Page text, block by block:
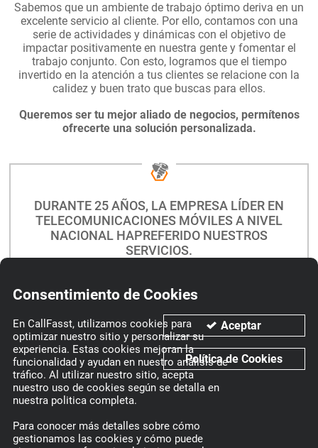
Sabemos que un ambiente de trabajo óptimo deriva en un
excelente servicio al cliente. Por ello, contamos con una
serie de actividades y dinámicas con el objetivo de
impactar positivamente en nuestra gente y fomentar el
trabajo conjunto. Con esto, logramos que el tiempo
invertido en la atención a tus clientes se relacione con la
calidez y buen trato que buscas para ellos.
Queremos ser tu mejor aliado de negocios, permítenos
ofrecerte una solución personalizada.
DURANTE 25 AÑOS, LA EMPRESA LÍDER EN
TELECOMUNICACIONES MÓVILES A NIVEL
NACIONAL HAPREFERIDO NUESTROS
SERVICIOS.
COTIZA AHORA O RECIBE ASESORÍA
¿LISTO PARA PONER TU PROYECTO EN MANOS DE
UN EXPERTO EN EXPERIENCIA AL CLIENTE?
CONTÁCTANOS
Consentimiento de Cookies
En CallFasst, utilizamos cookies para
optimizar nuestro sitio y personalizar su
experiencia. Estas cookies mejoran la
funcionalidad y ayudan en nuestro análisis de
tráfico. Al utilizar nuestro sitio, acepta
nuestro uso de cookies según se detalla en
nuestra politica completa.
Para conocer más detalles sobre cómo
gestionamos las cookies y cómo puede
Aceptar
Política de Cookies